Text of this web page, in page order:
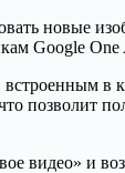
новые
Google
в
позволит
видео» и